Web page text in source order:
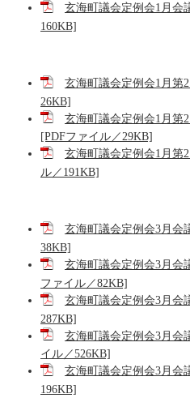
玄海町議会定例会1月会
160KB]
玄海町議会定例会1月第
26KB]
玄海町議会定例会1月第
[PDFファイル／29KB]
玄海町議会定例会1月第
ル／191KB]
玄海町議会定例会3月会
38KB]
玄海町議会定例会3月会
ファイル／82KB]
玄海町議会定例会3月会
287KB]
玄海町議会定例会3月会
イル／526KB]
玄海町議会定例会3月会
196KB]